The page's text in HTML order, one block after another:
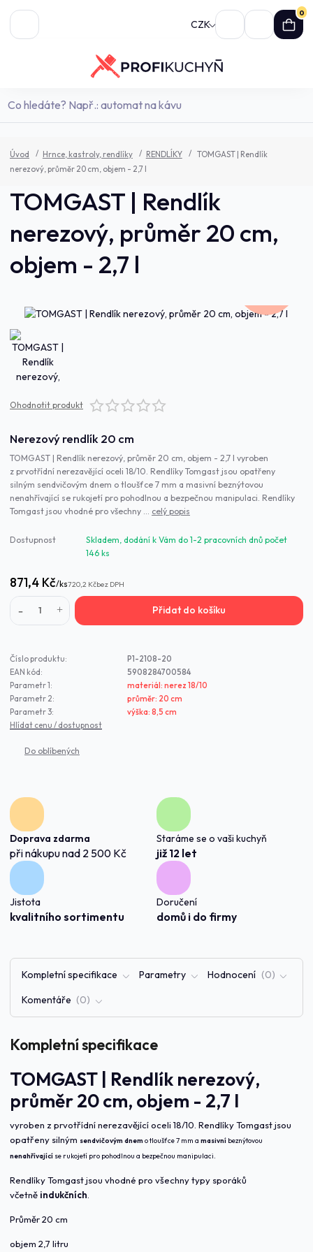
CZK
0
Úvod Hrnce, kastroly, rendlíky RENDLÍKY
TOMGAST | Rendlík
nerezový, průměr 20 cm, objem - 2,7 l
TOMGAST | Rendlík
nerezový, průměr 20 cm,
objem - 2,7 l
Ohodnotit produkt
Nerezový rendlík 20 cm
TOMGAST | Rendlík nerezový, průměr 20 cm, objem - 2,7 l vyroben
z prvotřídní nerezavějící oceli 18/10. Rendlíky Tomgast jsou opatřeny
silným sendvičovým dnem o tloušťce 7 mm a masivní beznýtovou
nenahřívající se rukojetí pro pohodlnou a bezpečnou manipulaci. Rendlíky
Tomgast jsou vhodné pro všechny ... celý popis
Dostupnost
Skladem, dodání k Vám do 1-2 pracovních dnů počet
146 ks
871,4 Kč/ks720,2 Kčbez DPH
Přidat do košíku
Číslo produktu:
P1-2108-20
EAN kód:
5908284700584
Parametr 1:
materiál: nerez 18/10
Parametr 2:
průměr: 20 cm
Parametr 3:
výška: 8,5 cm
Hlídat cenu / dostupnost
Doprava zdarma
při nákupu nad 2 500 Kč
Staráme se o vaši kuchyň
již 12 let
Jistota
kvalitního sortimentu
Doručení
domů i do firmy
Kompletní specifikace Parametry Hodnocení 0
Komentáře 0
Kompletní specifikace
TOMGAST | Rendlík nerezový,
průměr 20 cm, objem - 2,7 l
vyroben z prvotřídní nerezavějící oceli 18/10. Rendlíky Tomgast jsou
opatřeny silným sendvičovým dnem o tloušťce 7 mm a masivní beznýtovou
nenahřívající se rukojetí pro pohodlnou a bezpečnou manipulaci.
Rendlíky Tomgast jsou vhodné pro všechny typy sporáků
včetně indukčních
Průměr 20 cm
objem 2,7 litru